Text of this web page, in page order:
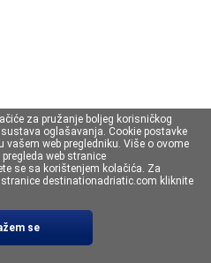
za pružanje boljeg korisničkog
oglašavanja. Cookie postavke
web pregledniku. Više o ovome
web stranice
se sa korištenjem kolačića. Za
destinationadriatic.com kliknite
se